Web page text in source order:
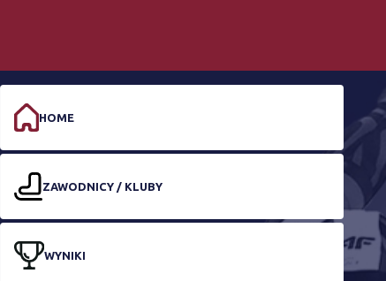
HOME
ZAWODNICY / KLUBY
WYNIKI